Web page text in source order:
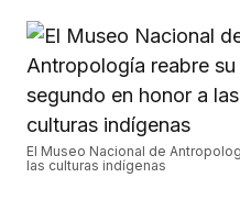
El Museo Nacional de
las culturas indígenas